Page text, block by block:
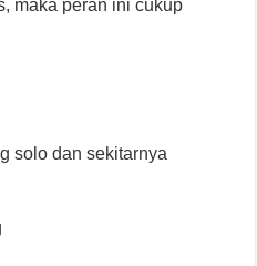
maka peran ini cukup
solo dan sekitarnya